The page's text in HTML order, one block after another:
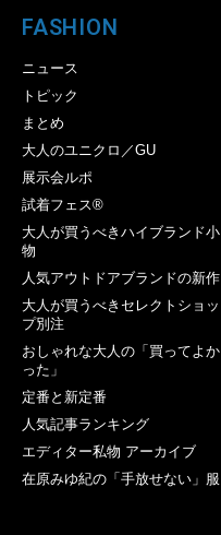
FASHION
ニュース
トピック
まとめ
大人のユニクロ／GU
展示会ルポ
試着フェス®︎
大人が買うべきハイブランド小
物
人気アウトドアブランドの新作
大人が買うべきセレクトショッ
プ別注
おしゃれな大人の「買ってよか
った」
定番と新定番
人気記事ランキング
エディター私物 アーカイブ
在原みゆ紀の「手放せない」服